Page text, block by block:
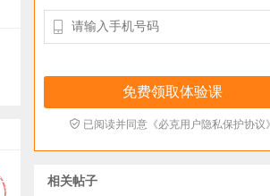

 已阅读并同意《必克用户隐私保护协议》
相关帖子